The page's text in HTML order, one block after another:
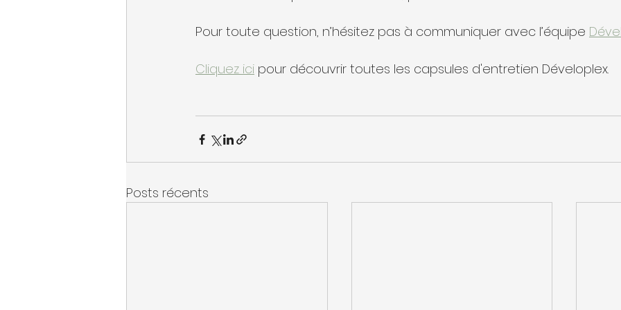
Pour toute question, n’hésitez pas à communiquer avec l’équipe
Cliquez ici pour découvrir toutes les capsules d'entretien Déveloplex.
Posts récents